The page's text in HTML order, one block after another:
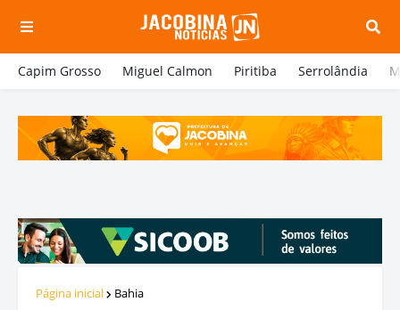
Capim Grosso Miguel Calmon Piritiba Serrolândia
Página inicial Bahia